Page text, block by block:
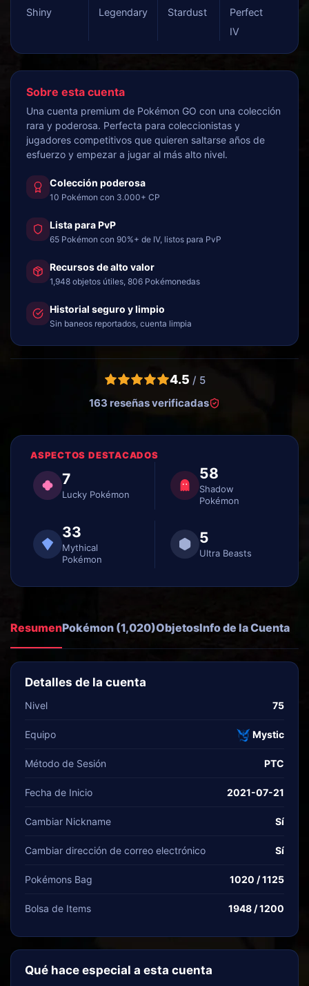
Shiny Legendary Stardust
Perfect
IV
Sobre esta cuenta
Una cuenta premium de Pokémon GO con una colección
rara y poderosa. Perfecta para coleccionistas y
jugadores competitivos que quieren saltarse años de
esfuerzo y empezar a jugar al más alto nivel.
Colección poderosa
10 Pokémon con 3.000+ CP
Lista para PvP
65 Pokémon con 90%+ de IV, listos para PvP
Recursos de alto valor
1,948 objetos útiles, 806 Pokémonedas
Historial seguro y limpio
Sin baneos reportados, cuenta limpia
4.5 / 5
163 reseñas verificadas
ASPECTOS DESTACADOS
7
Lucky Pokémon
58
Shadow
Pokémon
33
Mythical
Pokémon
5
Ultra Beasts
ResumenPokémon (1,020)ObjetosInfo de la Cuenta
Detalles de la cuenta
Nivel 75
Equipo Mystic
Método de Sesión PTC
Fecha de Inicio 2021-07-21
Cambiar Nickname Sí
Cambiar dirección de correo electrónico Sí
Pokémons Bag 1020 / 1125
Bolsa de Items 1948 / 1200
Qué hace especial a esta cuenta